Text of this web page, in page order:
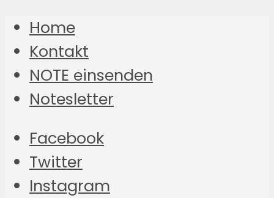
Home
Kontakt
NOTE einsenden
Notesletter
Facebook
Twitter
Instagram